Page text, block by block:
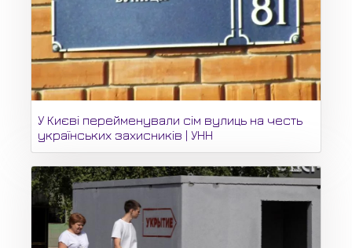
У Києві перейменували сім вулиць на честь
українських захисників | УНН